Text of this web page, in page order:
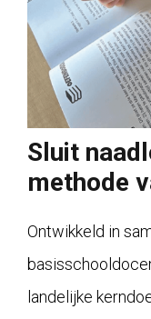
Sluit
methode
Ontwikkeld in
landelijke